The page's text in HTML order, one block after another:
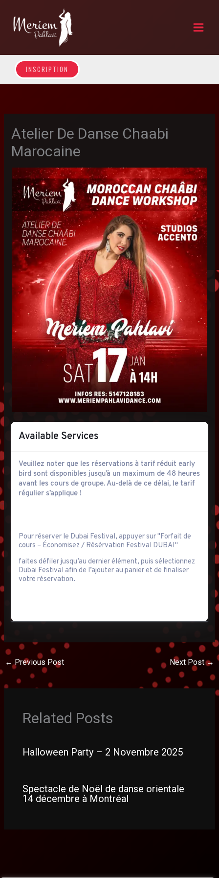
content
INSCRIPTION
Atelier De Danse Chaabi
Marocaine
Available Services
Veuillez noter que les réservations à tarif réduit early
bird sont disponibles jusqu’à un maximum de 48 heures
avant les cours de groupe. Au-delà de ce délai, le tarif
régulier s’applique !
Pour réserver le Dubai Festival, appuyer sur "Forfait de
cours – Économisez / Résérvation Festival DUBAI"
faites défiler jusqu’au dernier élément, puis sélectionnez
Dubai Festival afin de l’ajouter au panier et de finaliser
votre réservation.
←Previous Post Next Post→
Related Posts
Halloween Party – 2 Novembre 2025
Spectacle de Noël de danse orientale
14 décembre à Montréal